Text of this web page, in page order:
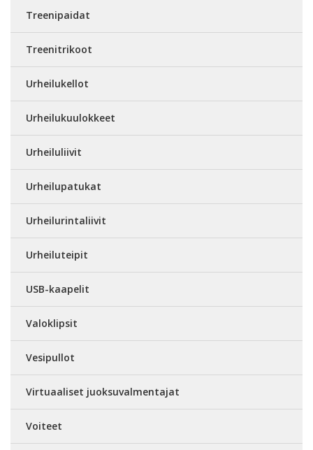
Treenipaidat
Treenitrikoot
Urheilukellot
Urheilukuulokkeet
Urheiluliivit
Urheilupatukat
Urheilurintaliivit
Urheiluteipit
USB-kaapelit
Valoklipsit
Vesipullot
Virtuaaliset juoksuvalmentajat
Voiteet